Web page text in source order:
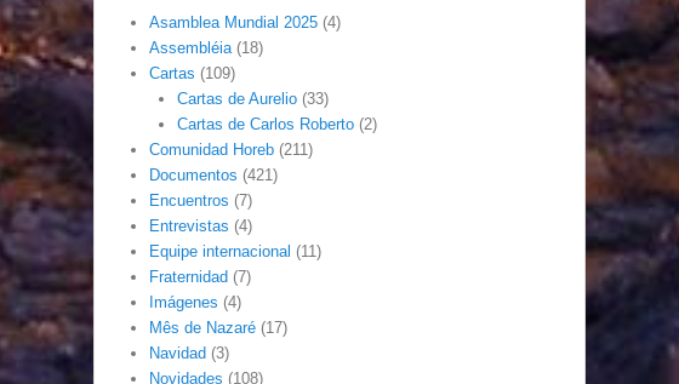
Asamblea Mundial 2025 (4)
Assembléia(18)
Cartas (109)
Cartas de Aurelio(33)
Cartas de Carlos Roberto(2)
Comunidad Horeb (211)
Documentos (421)
Encuentros (7)
Entrevistas (4)
Equipe internacional (11)
Fraternidad (7)
Imágenes (4)
Mês de Nazaré (17)
Navidad (3)
Novidades (108)